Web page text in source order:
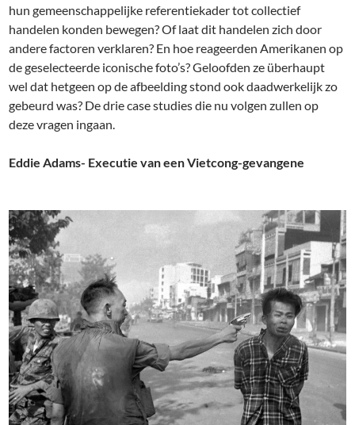
hun gemeenschappelijke referentiekader tot collectief
handelen konden bewegen? Of laat dit handelen zich door
andere factoren verklaren? En hoe reageerden Amerikanen op
de geselecteerde iconische foto’s? Geloofden ze überhaupt
wel dat hetgeen op de afbeelding stond ook daadwerkelijk zo
gebeurd was? De drie case studies die nu volgen zullen op
deze vragen ingaan.
Eddie Adams- Executie van een Vietcong-gevangene